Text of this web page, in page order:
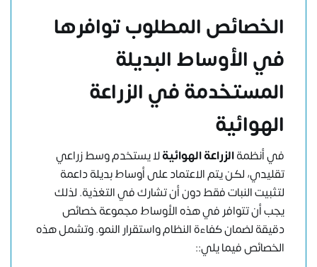
الخصائص المطلوب توافرها
في الأوساط البديلة
المستخدمة في الزراعة
الهوائية
في أنظمةالزراعة الهوائيةلا يستخدم وسط زراعي
تقليدي، لكن يتم الاعتماد على أوساط بديلة داعمة
لتثبيت النبات فقط دون أن تشارك في التغذية. لذلك
يجب أن تتوافر في هذه الأوساط مجموعة خصائص
دقيقة لضمان كفاءة النظام واستقرار النمو. وتشمل هذه
الخصائص فيما يلي::